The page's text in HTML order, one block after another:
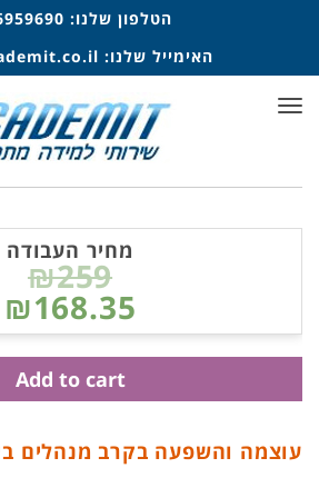
הטלפון שלנו:
האימייל שלנו:
תפריט
עוצמה והשפעה בקרב מנהלים
מחיר העבודה
₪259
₪168.35
Add to cart